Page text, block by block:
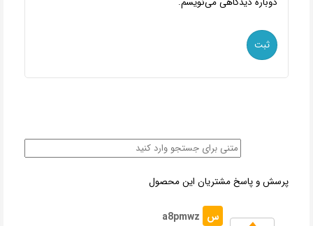
پرسش و پاسخ مشتریان این محصول
س a8pmwz